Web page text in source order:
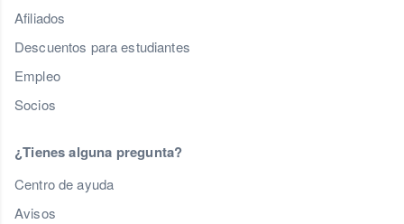
Afiliados
Descuentos para estudiantes
Empleo
Socios
¿Tienes alguna pregunta?
Centro de ayuda
Avisos